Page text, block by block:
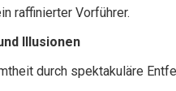
raffinierter Vorführer.
Illusionen
durch spektakuläre